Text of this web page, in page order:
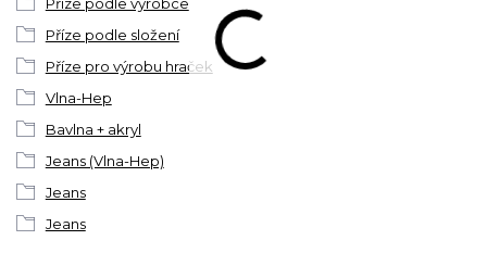
Příze podle složení
Příze pro výrobu hraček
Vlna-Hep
Bavlna + akryl
Jeans (Vlna-Hep)
Jeans
Jeans